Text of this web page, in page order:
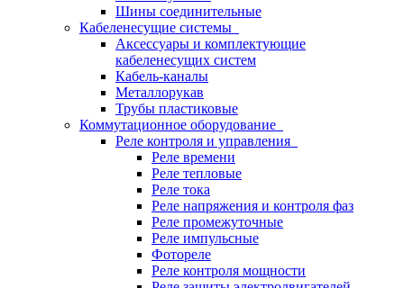
Шины соединительные
Кабеленесущие системы
Аксессуары и комплектующие
кабеленесущих систем
Кабель-каналы
Металлорукав
Трубы пластиковые
Коммутационное оборудование
Реле контроля и управления
Реле времени
Реле тепловые
Реле тока
Реле напряжения и контроля фаз
Реле промежуточные
Реле импульсные
Фотореле
Реле контроля мощности